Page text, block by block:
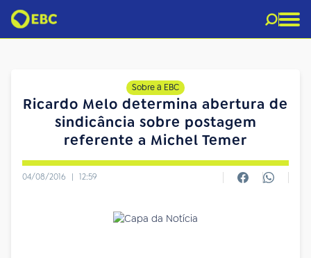
Sobre a EBC
Ricardo Melo determina abertura de
sindicância sobre postagem
referente a Michel Temer
04/08/2016 | 12:59